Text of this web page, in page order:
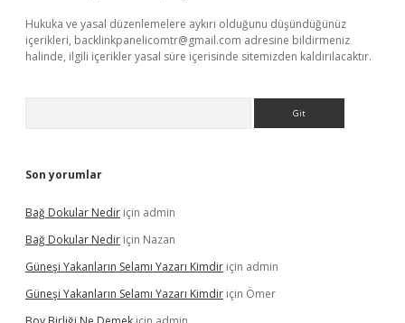
Hukuka ve yasal düzenlemelere aykırı olduğunu düşündüğünüz
içerikleri, backlinkpanelicomtr@gmail.com adresine bildirmeniz
halinde, ilgili içerikler yasal süre içerisinde sitemizden kaldırılacaktır.
Son yorumlar
Bağ Dokular Nedir için admin
Bağ Dokular Nedir için Nazan
Güneşi Yakanların Selamı Yazarı Kimdir için admin
Güneşi Yakanların Selamı Yazarı Kimdir için Ömer